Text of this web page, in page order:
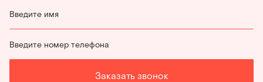
Введите имя
Введите номер телефона
Заказать звонок